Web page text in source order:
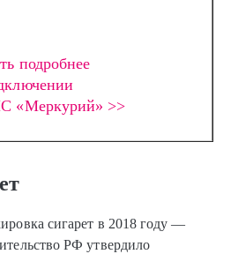
подробнее
«Меркурий» >>
сигарет в 2018 году —
РФ утвердило